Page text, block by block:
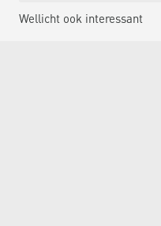
Wellicht ook interessant